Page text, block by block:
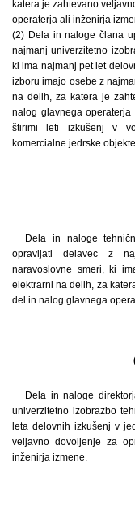
katera je zahtevano
operaterja ali inženirja
(2) Dela in naloge člana
najmanj univerzitetno
ki ima najmanj pet let
izboru imajo osebe z
na delih, za katera je
nalog glavnega
štirimi leti izkušenj v
komercialne jedrske objekte.
Dela in naloge
opravljati delavec z
naravoslovne smeri, ki
elektrarni na delih, za
del in nalog glavnega
Dela in naloge
univerzitetno izobrazbo
leta delovnih izkušenj v
veljavno dovoljenje za
inženirja izmene.